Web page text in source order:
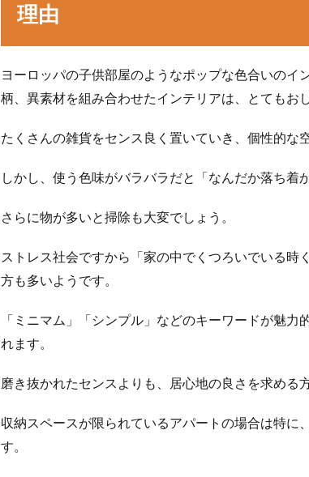
理由
ヨーロッパの子供部屋のようなポップな色合いのイ
柄、異素材を組み合わせたインテリアは、とてもお
たくさんの雑貨をセンス良く置いていき、個性的な
しかし、使う色味がバラバラだと「なんだか落ち着
さらに物が多いと掃除も大変でしょう。
ストレス社会ですから「家の中でくつろいでいる時
方も多いようです。
「ミニマム」「シンプル」などのキーワードが魅
れます。
磨き抜かれたセンスよりも、居心地の良さを求める
収納スペースが限られているアパートの場合は特に
す。